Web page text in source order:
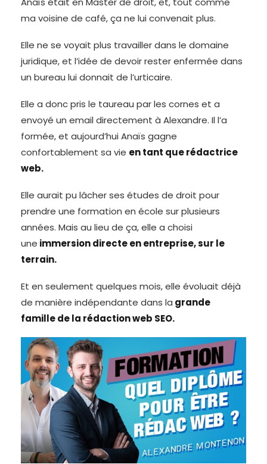
ma voisine de café, ça ne lui convenait plus.
Elle ne se voyait plus travailler dans le domaine
juridique, et l’idée de devoir rester enfermée dans
un bureau lui donnait de l’urticaire.
Elle a donc pris le taureau par les cornes et a
envoyé un email directement à Alexandre. Il l’a
formée, et aujourd’hui Anaïs gagne
confortablement sa vie en tant que rédactrice
web.
Elle aurait pu lâcher ses études de droit pour
prendre une formation en école sur plusieurs
années. Mais au lieu de ça, elle a choisi
une immersion directe en entreprise, sur le
terrain.
Et en seulement quelques mois, elle évoluait déjà
de manière indépendante dans la grande
famille de la rédaction web SEO.